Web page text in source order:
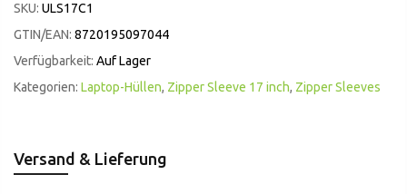
Versand & Lieferung
SKU: ULS17C1
GTIN/EAN: 8720195097044
Verfügbarkeit: Auf Lager
Kategorien: Laptop-Hüllen, Zipper Sleeve 17 inch, Zipper Sleeves